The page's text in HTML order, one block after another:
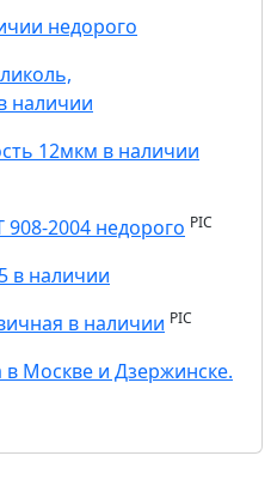
недорого
наличии
12мкм в наличии
2004 недорого PIC
в наличии
в наличии PIC
в Москве и Дзержинске.